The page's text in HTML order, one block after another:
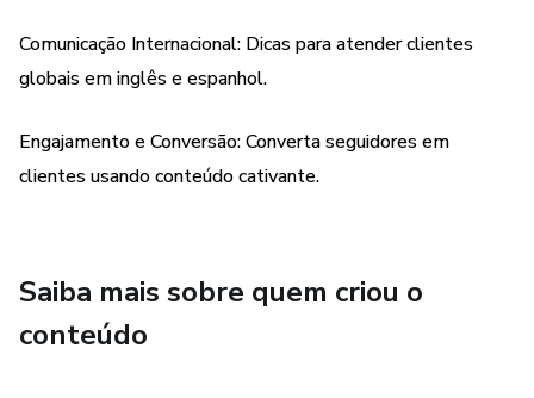
Comunicação Internacional: Dicas para atender clientes
globais em inglês e espanhol.
Engajamento e Conversão: Converta seguidores em
clientes usando conteúdo cativante.
Saiba mais sobre quem criou o
conteúdo